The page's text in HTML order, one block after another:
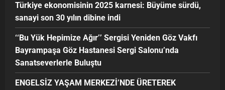
Türkiye ekonomisinin 2025 karnesi: Büyüme sürdü,
sanayi son 30 yılın dibine indi
‘‘Bu Yük Hepimize Ağır’’ Sergisi Yeniden Göz Vakfı
Bayrampaşa Göz Hastanesi Sergi Salonu’nda
Sanatseverlerle Buluştu
ENGELSİZ YAŞAM MERKEZİ’NDE ÜRETEREK